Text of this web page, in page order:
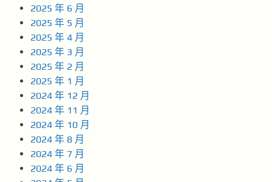
2025 年 6 月
2025 年 5 月
2025 年 4 月
2025 年 3 月
2025 年 2 月
2025 年 1 月
2024 年 12 月
2024 年 11 月
2024 年 10 月
2024 年 8 月
2024 年 7 月
2024 年 6 月